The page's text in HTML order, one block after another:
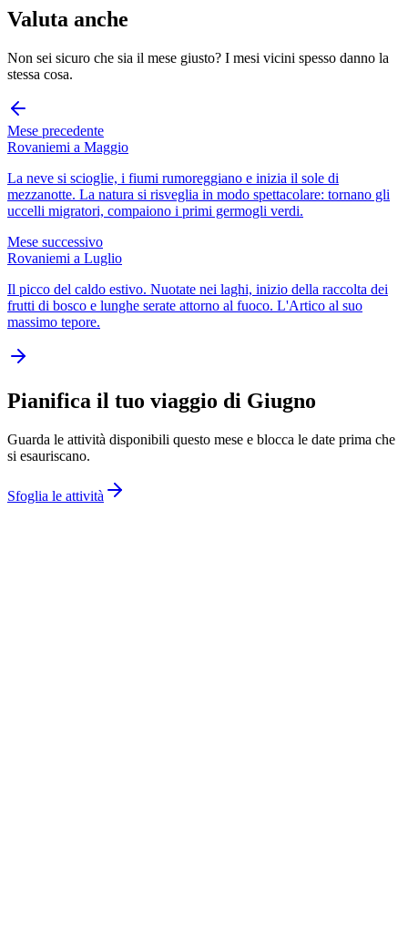
Valuta anche
Non sei sicuro che sia il mese giusto? I mesi vicini spesso danno la
stessa cosa.
Mese precedente
Rovaniemi a Maggio
La neve si scioglie, i fiumi rumoreggiano e inizia il sole di
mezzanotte. La natura si risveglia in modo spettacolare: tornano gli
uccelli migratori, compaiono i primi germogli verdi.
Mese successivo
Rovaniemi a Luglio
Il picco del caldo estivo. Nuotate nei laghi, inizio della raccolta dei
frutti di bosco e lunghe serate attorno al fuoco. L'Artico al suo
massimo tepore.
Pianifica il tuo viaggio di Giugno
Guarda le attività disponibili questo mese e blocca le date prima che
si esauriscano.
Sfoglia le attività